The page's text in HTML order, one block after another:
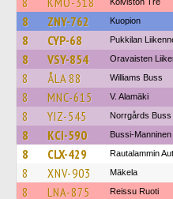
8 ZNY-762 Kuopion
8 CYP-68 Pukkilan
8 VSY-854 Oravaisten
8 ÅLA 88 Williams Buss
8 MNC-615 V. Alamäki
8 YIZ-545 Norrgårds Buss
8 KCI-590 Bussi-Manninen
8 CLX-429 Rautalammin
8 XNV-903 Mäkela
8 LNA-875 Reissu Ruoti